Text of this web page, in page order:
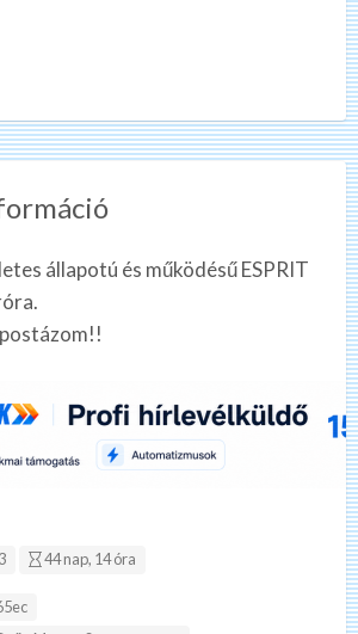
állapotú és működésű ESPRIT
44 nap, 14 óra